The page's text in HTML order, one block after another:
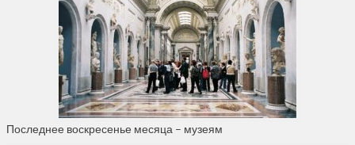
Последнее воскресенье месяца – музеям